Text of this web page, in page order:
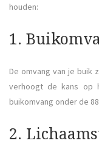
houden:
1.
De omvang van je buik
verhoogt de kans op
buikomvang onder de
2.